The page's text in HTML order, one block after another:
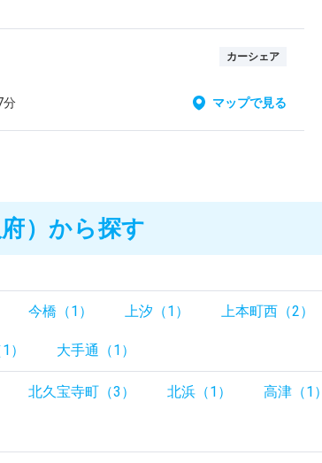
カーシェア
分
マップで見る
）から探す
今橋（1） 上汐（1） 上本町西（2）
） 大手通（1）
北久宝寺町（3） 北浜（1） 高津（1）